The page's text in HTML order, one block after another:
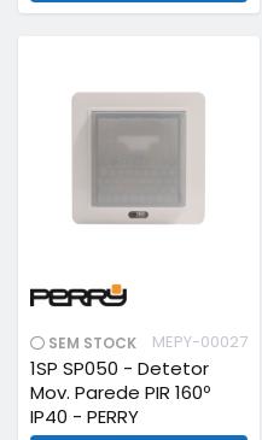
SEM STOCK MEPY-00027
1SP SP050 - Detetor
Mov. Parede PIR 160º
IP40 - PERRY